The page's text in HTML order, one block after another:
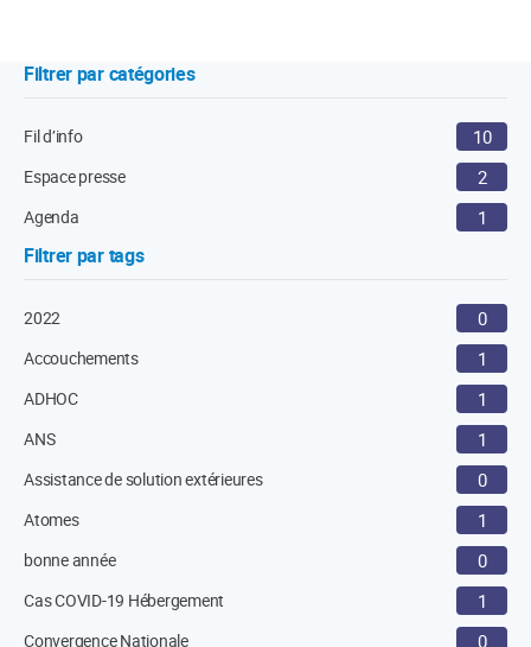
Filtrer par catégories
Fil d’info 10
Espace presse 2
Agenda 1
Filtrer par tags
2022 0
Accouchements 1
ADHOC 1
ANS 1
Assistance de solution extérieures 0
Atomes 1
bonne année 0
Cas COVID-19 Hébergement 1
Convergence Nationale 0